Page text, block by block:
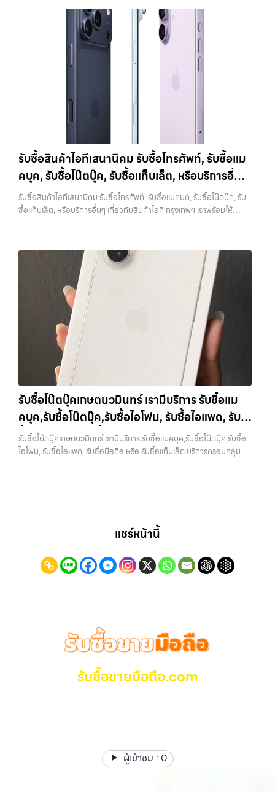
ทันที โดยเน้นบริการในพื้นที่ ลาดพร้าว, รัชดา, บางรัก, แจ้งวัฒนะ, บางแค,
วัชรพล, รามอินทรา, รวมถึง บางนา, บางพลี, เกษตรนวมินทร์, เสนานิคม,
วังหินไม่ว่าคุณจะต้องการ รับซื้อโทรศัพท์, รับซื้อแมคบุค, รับซื้อโน๊ตบุ๊ค, รับ
ซื้อแท็บเล็ต, หรือบริการอื่นๆ เกี่ยวกับสินค้าไอที กรุงเทพฯ – เราพร้อมให้
บริการครบวงจร บริการของเรา เราให้บริการแบบครบวงจรสำหรับลูกค้าที่
ว่าอุปกรณ์แต่ละชิ้นไม่ใช่แค่เครื่องใช้ไฟฟ้า แต่เป็นทรัพย์สินที่มีมูลค่า คุณอาจ
ต้องการเปลี่ยนรุ่น หรือต้องการเงินด่วน เราจึงมอบบริการประเมินสภาพ
เครื่อง ฟรี ปราบปรามความยุ่งยากทั้งหลาย โดยเน้น โปร่งใส มั่นใจได้ และ
จ่ายเงินทันทีเมื่อตกลงซื้อขายสำเร็จ บริการของเราครอบคลุมทั้ง iPhone
สายใหม่-เก่า, Samsung ทุกรุ่น, iPad และแท็บเล็ตทุกแบรนด์ เรารับถึงแม้
จะอยู่ในสภาพใช้งานแล้ว ตกแต่งแล้ว หรือมีรอยบ้าง เพราะมูลค่าของเครื่อง
ไม่ได้ขึ้นอยู่แค่ยี่ห้อ แต่ขึ้นอยู่กับสภาพจริง ความครบชุด และความสะดวกใน
การขายของคุณ เราจึงตั้งใจให้บริการในเขต ลาดพร้าว, รัชดา, บางรัก,
แจ้งวัฒนะ, บางแค, วัชรพล, รามอินทรา, บางนา, บางพลี, เกษตรนวมินทร์,
เสนานิคม, วังหิน อย่างเต็มที่ ไม่ว่าคุณจะค้นหาคำว่า “รับซื้อมือถือใกล้ฉัน”,
กรุงเทพถึงที่”, หรือ “รับซื้อ Samsung มือสอง ราคาสูง” — ที่นี่คือคำตอบ
เพราะบริการของเรามุ่งตรงให้คุณได้รับราคาและความสะดวกสบายที่เหนือ
กว่า เลือกเราแล้วคุณจะได้บริการที่คุณไว้วางใจ พร้อมทีมงานที่พร้อม
อำนวยความสะดวก นัดรับถึงที่ ตรวจสภาพอย่างมืออาชีพ และจ่ายเงินทันที
ทั้งหมดนี้เพื่อให้การขายอุปกรณ์ของคุณเป็นเรื่องง่ายขึ้น ดีกว่า รวดเร็วกว่า
และคุ้มค่ากว่า ทำไมต้องเลือกเรา ผู้เชี่ยวชาญด้านการให้บริการ รับซื้อมือถือ
วัชรพล, รามอินทรา, รวมถึง บางนา, บางพลี,…
ดา บางรัก แจ้งวัฒนะ บางแค วัชรพล รามอินทรา รับซื้อ
MacBookรามอินทรา — เรามีบริการ รับซื้อแมคบุค,รับซื้อโน๊ตบุ๊ค,รับซื้อไอ
โฟน, รับซื้อไอแพด, รับซื้อมือถือ หรือ รับซื้อแท็บเล็ต บริการครอบคลุมทั่ว
กรุงเทพ และพื้นที่ใกล้เคียง รับซื้อ MacBookรามอินทรา เรามีบริการ รับซื้อ
แมคบุค,รับซื้อโน๊ตบุ๊ค,รับซื้อไอโฟน, รับซื้อไอแพด, รับซื้อมือถือ หรือ รับซื้อ
แท็บเล็ต… รับซื้อ MacBookรามอินทรา ขายอุปกรณ์ไอทีแล้วอยากได้เงิน
กับการ รับซื้อไอโฟน, รับซื้อไอแพด, รับซื้อมือถือ ยินดีต้อนรับสู่ “รับซื้อขาย
มือถือ.com” เว็บไซต์ที่คุณไว้วางใจได้ สำหรับบริการ รับซื้อ มือถือ iPhone,
Samsung, iPad, แท็บเล็ต ทุกยี่ห้อ ให้ราคาสูง พร้อมจ่ายเงินทันที
ครอบคลุมพื้นที่ ลาดพร้าว, รัชดา, บางรัก, แจ้งวัฒนะ, บางแค, วัชรพล,
รามอินทรา และเขตกรุงเทพฯ ใกล้ “ใกล้ ฉัน” ที่สุด ในยุคที่สมาร์ทโฟน
แท็บเล็ต และอุปกรณ์ไอทีใหม่ๆ เปลี่ยนรุ่นกันแทบทุกช่วงเวลา อุปกรณ์ที่คุณ
ใช้แล้วอาจกลายเป็นของที่ไม่ได้ใช้งานอยู่เฉยๆ เว็บไซต์ของเราจึงเกิดขึ้นเพื่อ
ทันที ด้วยบริการ รับซื้อไอโฟน, รับซื้อไอแพด, รับซื้อมือถือ, รับซื้อโทรศัพท์,
รับซื้อโน๊ตบุ๊ค, รับซื้อแท็บเล็ต, รับซื้อสินค้าไอทีกรุงเทพมหานคร อย่างครบ
ถือ.com” เราเข้าใจดีว่าอุปกรณ์แต่ละชิ้นไม่ใช่แค่เครื่องใช้ไฟฟ้า แต่เป็น
ทรัพย์สินที่มีมูลค่า คุณอาจต้องการเปลี่ยนรุ่น หรือต้องการเงินด่วน เราจึง
มอบบริการประเมินสภาพเครื่อง ฟรี ปราบปรามความยุ่งยากทั้งหลาย โดย
เน้น โปร่งใส มั่นใจได้ และจ่ายเงินทันทีเมื่อตกลงซื้อขายสำเร็จ บริการของเรา
ครอบคลุมทั้ง iPhone สายใหม่-เก่า, Samsung ทุกรุ่น, iPad และแท็บเล็ต
ทุกแบรนด์ เรารับถึงแม้จะอยู่ในสภาพใช้งานแล้ว ตกแต่งแล้ว หรือมีรอยบ้าง
เพราะมูลค่าของเครื่องไม่ได้ขึ้นอยู่แค่ยี่ห้อ แต่ขึ้นอยู่กับสภาพจริง ความครบ
ชุด และความสะดวกในการขายของคุณ เราจึงตั้งใจให้บริการในเขต
ลาดพร้าว, รัชดา, บางรัก, แจ้งวัฒนะ, บางแค, วัชรพล, รามอินทรา, บางนา,
บางพลี, เกษตรนวมินทร์, เสนานิคม, วังหิน อย่างเต็มที่ ไม่ว่าคุณจะค้นหาคำ
ว่า “รับซื้อมือถือใกล้ฉัน”, “รับซื้อโทรศัพท์มือสองกรุงเทพ”, “ขาย iPad ได้
ราคา”, “รับซื้อแท็บเล็ต กรุงเทพถึงที่”, หรือ “รับซื้อ Samsung มือสอง
ราคาสูง” — ที่นี่คือคำตอบ เพราะบริการของเรามุ่งตรงให้คุณได้รับราคาและ
ความสะดวกสบายที่เหนือกว่า เลือกเราแล้วคุณจะได้บริการที่คุณไว้วางใจ
พร้อมทีมงานที่พร้อมอำนวยความสะดวก นัดรับถึงที่ ตรวจสภาพอย่างมือ
อาชีพ และจ่ายเงินทันที ทั้งหมดนี้เพื่อให้การขายอุปกรณ์ของคุณเป็นเรื่อง
ง่ายขึ้น ดีกว่า รวดเร็วกว่า และคุ้มค่ากว่า ทำไมต้องเลือกเรา ผู้เชี่ยวชาญด้าน
ซื้อแมคบุค, รับซื้อโน๊ตบุ๊ค, รับซื้อแท็บเล็ต, หรือบริการอื่นๆ เกี่ยวกับสินค้า
ไอที กรุงเทพฯ – เราพร้อมให้บริการครบวงจร บริการของเรา เราให้บริการ
รับซื้อสินค้าไอทีเสนานิคม รับซื้อโทรศัพท์, รับซื้อแม
คบุค, รับซื้อโน๊ตบุ๊ค, รับซื้อแท็บเล็ต, หรือบริการอื่นๆ
เกี่ยวกับสินค้าไอที กรุงเทพฯ เราพร้อมให้บริการครบ
วงจร
รับซื้อสินค้าไอทีเสนานิคม รับซื้อโทรศัพท์, รับซื้อแมคบุค, รับซื้อโน๊ตบุ๊ค, รับ
ซื้อแท็บเล็ต, หรือบริการอื่นๆ เกี่ยวกับสินค้าไอที กรุงเทพฯ เราพร้อมให้
แจ้งวัฒนะ บางแค วัชรพล รามอินทรา รับซื้อสินค้าไอทีเสนานิคม — รับซื้อ
โทรศัพท์, รับซื้อแมคบุค, รับซื้อโน๊ตบุ๊ค, รับซื้อแท็บเล็ต, หรือบริการอื่นๆ เกี่ยว
กับสินค้าไอที กรุงเทพฯ เราพร้อมให้บริการครบวงจร รับซื้อสินค้าไอที
เสนานิคม รับซื้อโทรศัพท์, รับซื้อแมคบุค, รับซื้อโน๊ตบุ๊ค, รับซื้อแท็บเล็ต, หรือ
บริการอื่นๆ เกี่ยวกับสินค้าไอที กรุงเทพฯ… รับซื้อสินค้าไอทีเสนานิคม รับ
ซื้อ iPad และแท็บเล็ตทุกแบรนด์ ทุกสภาพ — ขอขายง่าย ได้เงินเร็ว
ประสบการณ์เหนือระดับกับการ รับซื้อไอโฟน, รับซื้อไอแพด, รับซื้อมือถือ
ยินดีต้อนรับสู่ “รับซื้อขายมือถือ.com” เว็บไซต์ที่คุณไว้วางใจได้ สำหรับ
บริการ รับซื้อ มือถือ iPhone, Samsung, iPad, แท็บเล็ต ทุกยี่ห้อ ให้ราคา
สูง พร้อมจ่ายเงินทันที ครอบคลุมพื้นที่ ลาดพร้าว, รัชดา, บางรัก,
แจ้งวัฒนะ, บางแค, วัชรพล, รามอินทรา และเขตกรุงเทพฯ ใกล้ “ใกล้ ฉัน”
ที่สุด ในยุคที่สมาร์ทโฟน แท็บเล็ต และอุปกรณ์ไอทีใหม่ๆ เปลี่ยนรุ่นกันแทบ
ทุกช่วงเวลา อุปกรณ์ที่คุณใช้แล้วอาจกลายเป็นของที่ไม่ได้ใช้งานอยู่เฉยๆ
เว็บไซต์ของเราจึงเกิดขึ้นเพื่อเป็นทางเลือกให้คุณสามารถเปลี่ยนอุปกรณ์ที่
ไม่ใช้แล้วให้กลายเป็นเงินสดได้ทันที ด้วยบริการ รับซื้อไอโฟน, รับซื้อไอแพด,
รับซื้อมือถือ, รับซื้อโทรศัพท์, รับซื้อโน๊ตบุ๊ค, รับซื้อแท็บเล็ต, รับซื้อสินค้าไอที
กรุงเทพมหานคร อย่างครบวงจร ไม่ว่าคุณจะอยู่โซนเมืองหรือเขตชานเมือง
ซื้อขายสำเร็จ บริการของเราครอบคลุมทั้ง iPhone สายใหม่-เก่า,
ใช้งานแล้ว ตกแต่งแล้ว หรือมีรอยบ้าง เพราะมูลค่าของเครื่องไม่ได้ขึ้นอยู่แค่
ยี่ห้อ แต่ขึ้นอยู่กับสภาพจริง ความครบชุด และความสะดวกในการขายของ
ถึงที่”, หรือ “รับซื้อ Samsung มือสอง ราคาสูง” — ที่นี่คือคำตอบ เพราะ
บริการของเรามุ่งตรงให้คุณได้รับราคาและความสะดวกสบายที่เหนือกว่า
ความสะดวก นัดรับถึงที่ ตรวจสภาพอย่างมืออาชีพ และจ่ายเงินทันที
วังหินไม่ว่าคุณจะต้องการ รับซื้อโทรศัพท์, รับซื้อแมคบุค, รับซื้อโน๊ตบุ๊ค, รับ
ซื้อแท็บเล็ต, หรือบริการอื่นๆ เกี่ยวกับสินค้าไอที กรุงเทพฯ – เราพร้อมให้
บริการครบวงจร บริการของเรา เราให้บริการแบบครบวงจรสำหรับลูกค้าที่
รับซื้อโน๊ตบุ๊คเกษตนวมินทร์ เรามีบริการ รับซื้อแม
คบุค,รับซื้อโน๊ตบุ๊ค,รับซื้อไอโฟน, รับซื้อไอแพด, รับ
ซื้อมือถือ หรือ รับซื้อแท็บเล็ต บริการครอบคลุมทั่ว
กรุงเทพ และพื้นที่ใกล้เคียง
รับซื้อโน๊ตบุ๊คเกษตนวมินทร์ เรามีบริการ รับซื้อแมคบุค,รับซื้อโน๊ตบุ๊ค,รับซื้อ
ไอโฟน, รับซื้อไอแพด, รับซื้อมือถือ หรือ รับซื้อแท็บเล็ต บริการครอบคลุมทั่ว
เคียง รับซื้อโน๊ตบุ๊คเกษตนวมินทร์ เรามีบริการ รับซื้อแมคบุค,รับซื้อโน๊
ตบุ๊ค,รับซื้อไอโฟน, รับซื้อไอแพด, รับซื้อมือถือ หรือ รับซื้อแท็บเล็ต… รับซื้อ
โน๊ตบุ๊คเกษตนวมินทร์ บริการถึงพื้นที่ เขตลาดพร้าว, รัชดา, บางรัก,
แจ้งวัฒนะ, บางแค, วัชรพล, รามอินทรา — นัดรับสะดวกทุกเขต
แจ้งวัฒนะ, บางแค, วัชรพล, รามอินทรา และเขตกรุงเทพฯ ใกล้ “ใกล้ ฉัน”
ที่สุด ในยุคที่สมาร์ทโฟน แท็บเล็ต และอุปกรณ์ไอทีใหม่ๆ เปลี่ยนรุ่นกันแทบ
เว็บไซต์ของเราจึงเกิดขึ้นเพื่อเป็นทางเลือกให้คุณสามารถเปลี่ยนอุปกรณ์ที่
ไม่ใช้แล้วให้กลายเป็นเงินสดได้ทันที ด้วยบริการ รับซื้อไอโฟน, รับซื้อไอแพด,
แค่เครื่องใช้ไฟฟ้า แต่เป็นทรัพย์สินที่มีมูลค่า คุณอาจต้องการเปลี่ยนรุ่น หรือ
ต้องการเงินด่วน เราจึงมอบบริการประเมินสภาพเครื่อง ฟรี ปราบปราม
แชร์หน้านี้
รับซื้อขายมือถือ.com
ผู้เข้าชม : 0